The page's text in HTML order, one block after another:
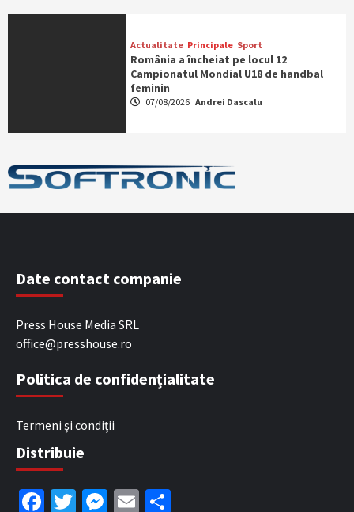
Actualitate Principale Sport
România a încheiat pe locul 12
Campionatul Mondial U18 de handbal
feminin
07/08/2026 Andrei Dascalu
Date contact companie
Press House Media SRL
office@presshouse.ro
Politica de confidențialitate
Termeni și condiții
Distribuie
Facebook
Twitter
Messenger
Email